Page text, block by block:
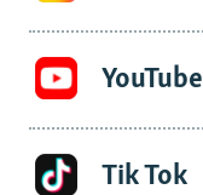
YouTube
Tik Tok